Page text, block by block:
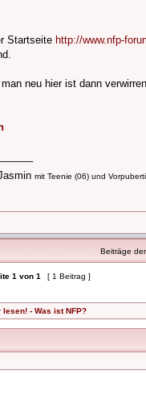
Startseite http://www.nfp-
neu hier ist dann
mit Teenie (06) und
Beiträge
1 von 1 [ 1 Beitrag ]
- Was ist NFP?